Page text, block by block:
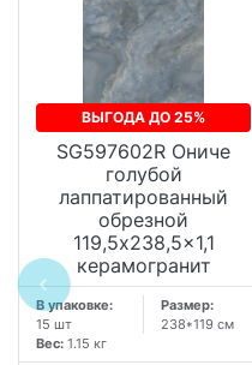
ВЫГОДА ДО 25%
SG597602R Ониче
голубой
лаппатированный
обрезной
119,5x238,5x1,1
керамогранит
В упаковке:
15 шт
Размер:
238*119 см
Вес: 1.15 кг